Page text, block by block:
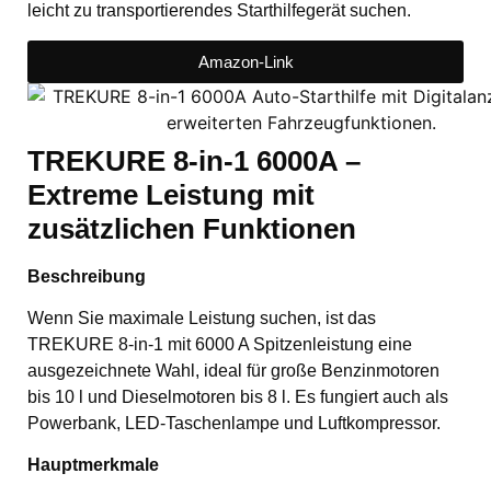
leicht zu transportierendes Starthilfegerät suchen.
Amazon-Link
TREKURE 8-in-1 6000A –
Extreme Leistung mit
zusätzlichen Funktionen
Beschreibung
Wenn Sie maximale Leistung suchen, ist das
TREKURE 8-in-1 mit 6000 A Spitzenleistung eine
ausgezeichnete Wahl, ideal für große Benzinmotoren
bis 10 l und Dieselmotoren bis 8 l. Es fungiert auch als
Powerbank, LED-Taschenlampe und Luftkompressor.
Hauptmerkmale